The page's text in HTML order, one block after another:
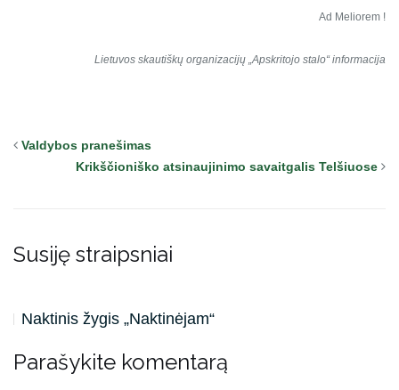
Ad Meliorem !
Lietuvos skautiškų organizacijų „Apskritojo stalo“ informacija
Valdybos pranešimas
Krikščioniško atsinaujinimo savaitgalis Telšiuose
Susiję straipsniai
Naktinis žygis „Naktinėjam“
Parašykite komentarą